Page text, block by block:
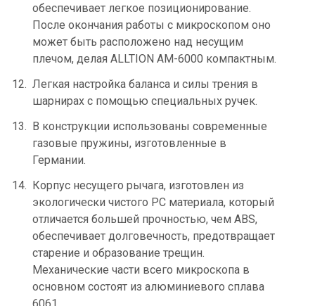
обеспечивает легкое позиционирование.
После окончания работы с микроскопом оно
может быть расположено над несущим
плечом, делая ALLTION AM-6000 компактным.
Легкая настройка баланса и силы трения в
шарнирах с помощью специальных ручек.
В конструкции использованы современные
газовые пружины, изготовленные в
Германии.
Корпус несущего рычага, изготовлен из
экологически чистого PC материала, который
отличается большей прочностью, чем ABS,
обеспечивает долговечность, предотвращает
старение и образование трещин.
Механические части всего микроскопа в
основном состоят из алюминиевого сплава
6061.